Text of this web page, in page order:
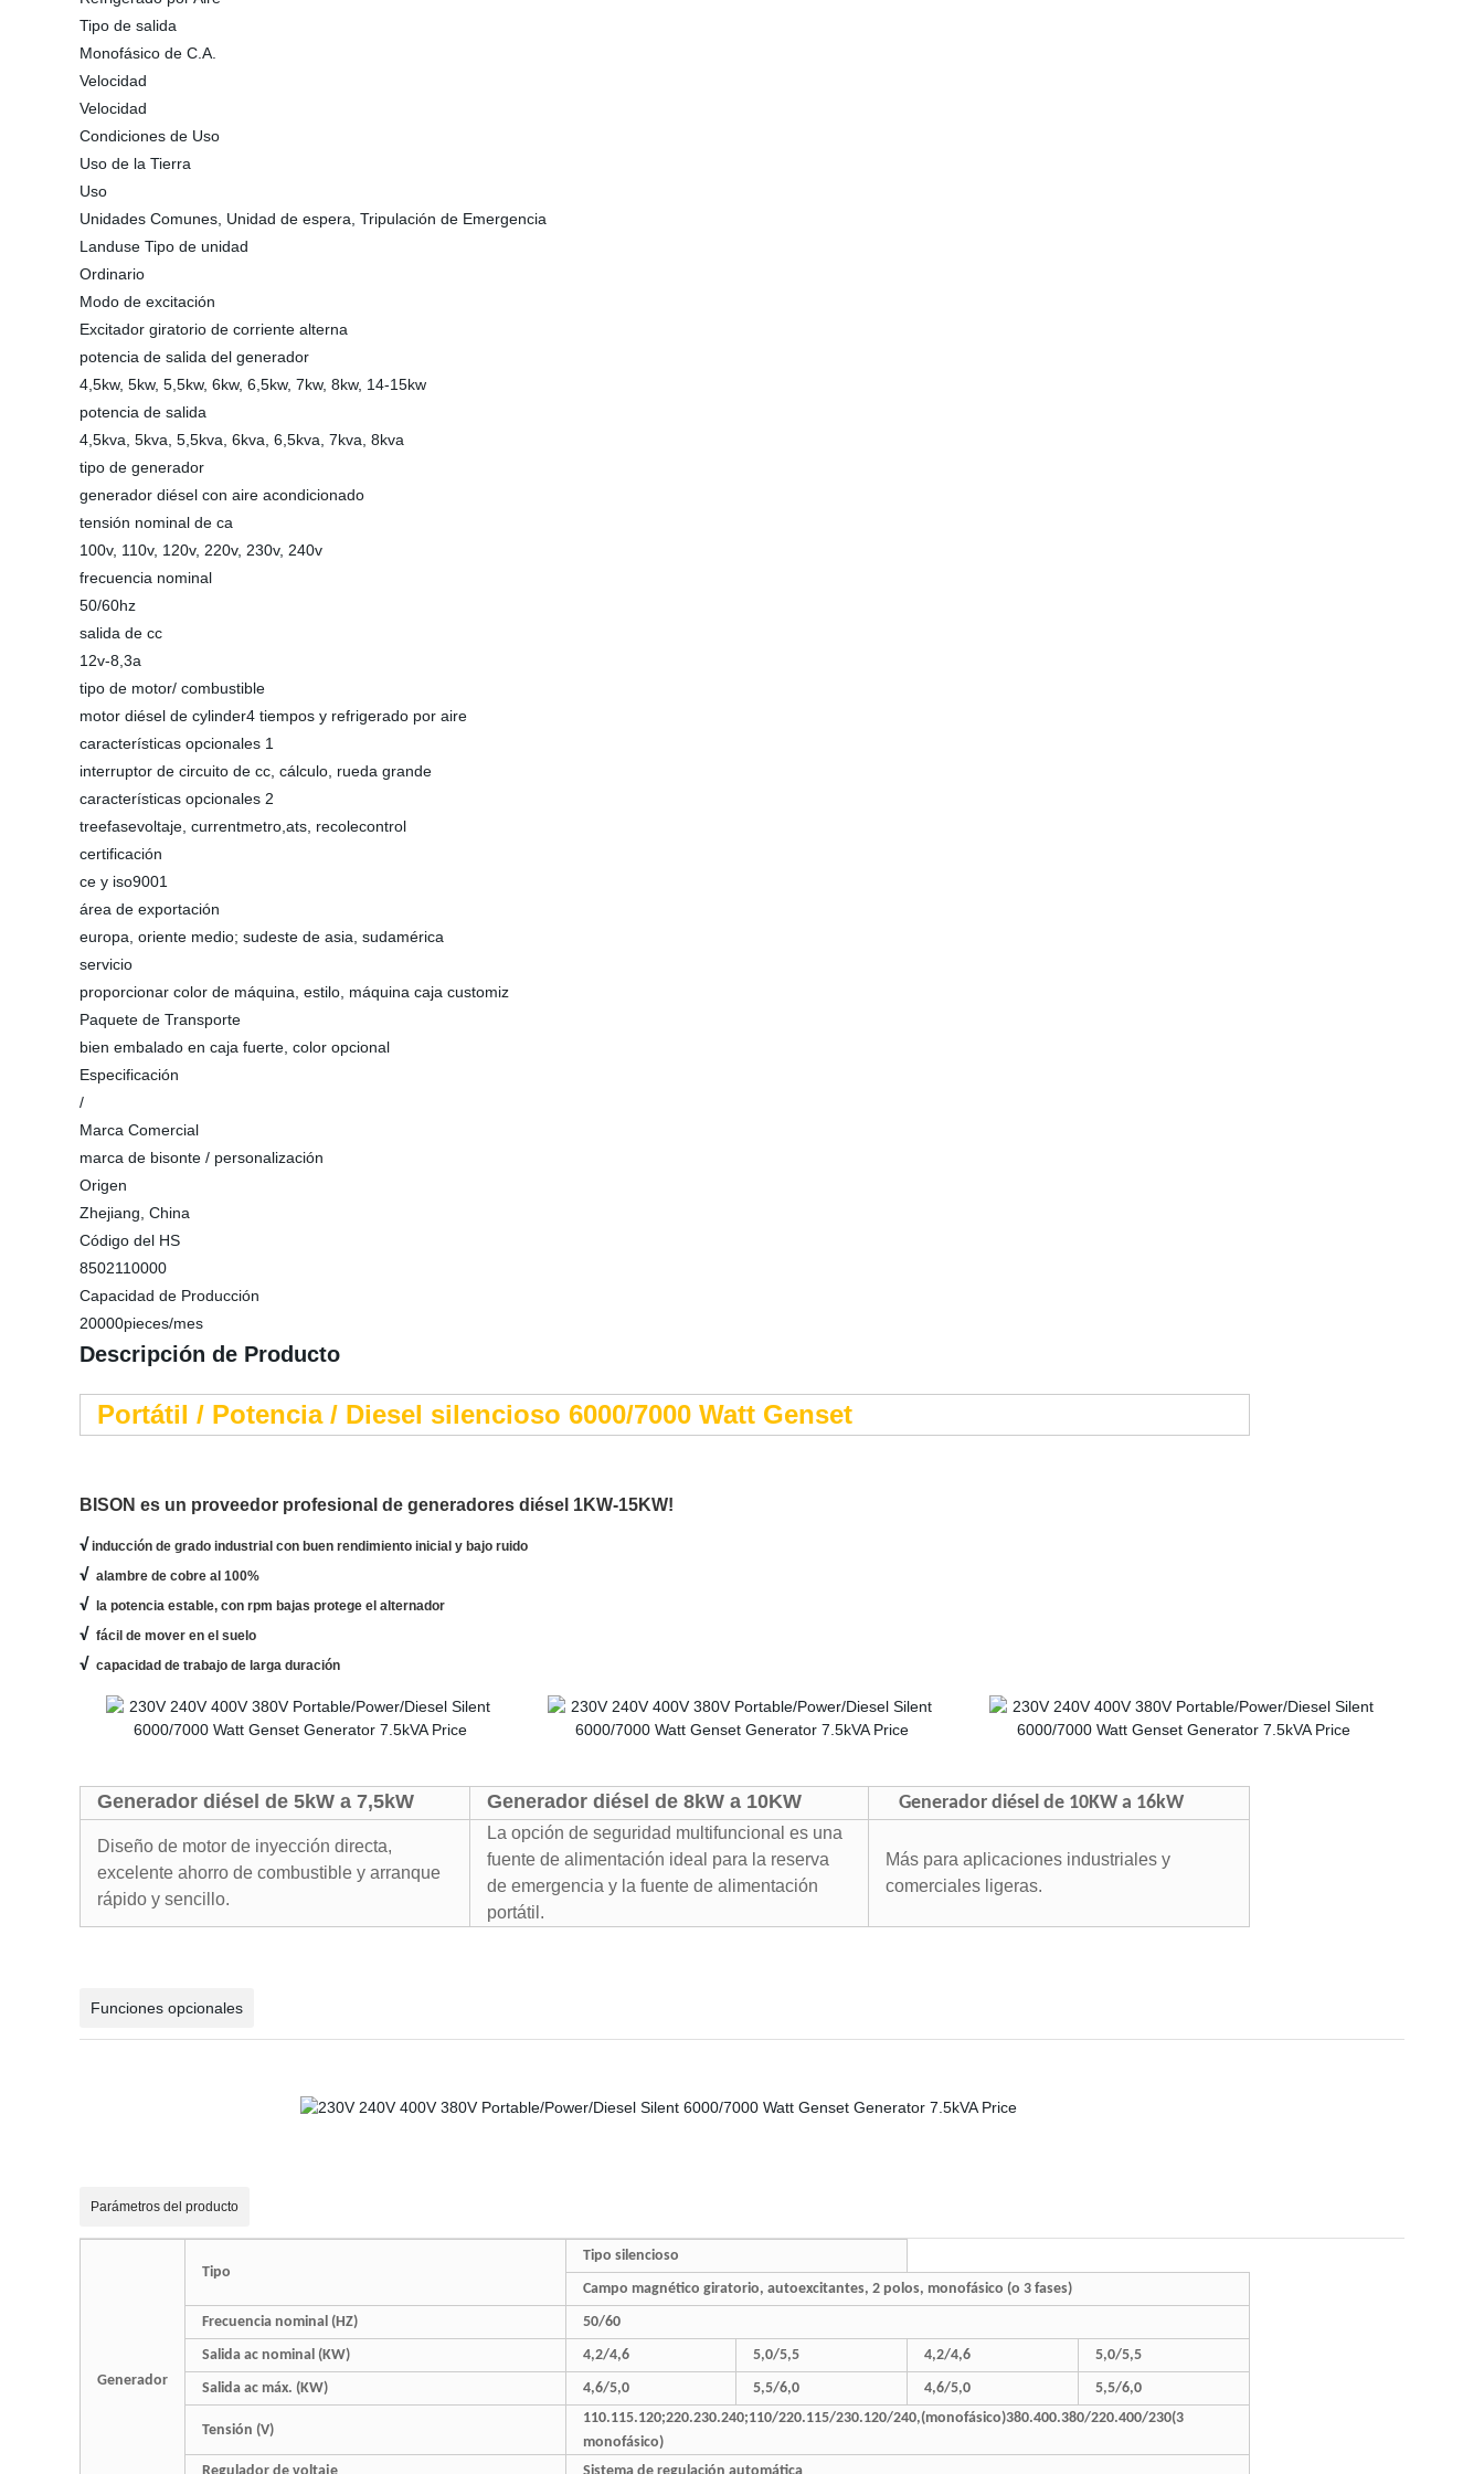
Tipo de salida
Monofásico de C.A.
Velocidad
Velocidad
Condiciones de Uso
Uso de la Tierra
Uso
Unidades Comunes, Unidad de espera, Tripulación de Emergencia
Landuse Tipo de unidad
Ordinario
Modo de excitación
Excitador giratorio de corriente alterna
potencia de salida del generador
4,5kw, 5kw, 5,5kw, 6kw, 6,5kw, 7kw, 8kw, 14-15kw
potencia de salida
4,5kva, 5kva, 5,5kva, 6kva, 6,5kva, 7kva, 8kva
tipo de generador
generador diésel con aire acondicionado
tensión nominal de ca
100v, 110v, 120v, 220v, 230v, 240v
frecuencia nominal
50/60hz
salida de cc
12v-8,3a
tipo de motor/ combustible
motor diésel de cylinder4 tiempos y refrigerado por aire
características opcionales 1
interruptor de circuito de cc, cálculo, rueda grande
características opcionales 2
treefasevoltaje, currentmetro,ats, recolecontrol
certificación
ce y iso9001
área de exportación
europa, oriente medio; sudeste de asia, sudamérica
servicio
proporcionar color de máquina, estilo, máquina caja customiz
Paquete de Transporte
bien embalado en caja fuerte, color opcional
Especificación
/
Marca Comercial
marca de bisonte / personalización
Origen
Zhejiang, China
Código del HS
8502110000
Capacidad de Producción
20000pieces/mes
Descripción de Producto
Portátil / Potencia / Diesel silencioso 6000/7000 Watt Genset
BISON es un proveedor profesional de generadores diésel 1KW-15KW!
√ inducción de grado industrial con buen rendimiento inicial y bajo ruido
√ alambre de cobre al 100%
√ la potencia estable, con rpm bajas protege el alternador
√ fácil de mover en el suelo
√ capacidad de trabajo de larga duración
Generador diésel de 5kW a 7,5kW Generador diésel de 8kW a 10KW Generador diésel de 10KW a 16kW
Diseño de motor de inyección directa,
excelente ahorro de combustible y arranque
rápido y sencillo.
La opción de seguridad multifuncional es una
fuente de alimentación ideal para la reserva
de emergencia y la fuente de alimentación
portátil.
Más para aplicaciones industriales y
comerciales ligeras.
Funciones opcionales
Parámetros del producto
Generador
Tipo
Tipo silencioso
Campo magnético giratorio, autoexcitantes, 2 polos, monofásico (o 3 fases)
Frecuencia nominal (HZ)
50/60
Salida ac nominal (KW)
4,2/4,6 5,0/5,5 4,2/4,6
5,0/5,5
Salida ac máx. (KW)
4,6/5,0 5,5/6,0 4,6/5,0 5,5/6,0
Tensión (V)
110.115.120;220.230.240;110/220.115/230.120/240,(monofásico)380.400.380/220.400/230(3
monofásico)